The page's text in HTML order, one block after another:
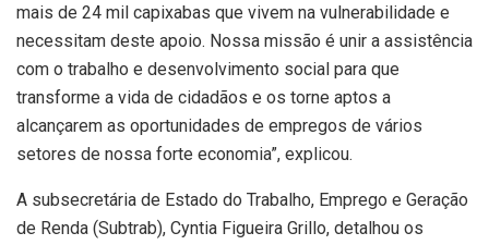
mais de 24 mil capixabas que vivem na vulnerabilidade e
necessitam deste apoio. Nossa missão é unir a assistência
com o trabalho e desenvolvimento social para que
transforme a vida de cidadãos e os torne aptos a
alcançarem as oportunidades de empregos de vários
setores de nossa forte economia”, explicou.
A subsecretária de Estado do Trabalho, Emprego e Geração
de Renda (Subtrab), Cyntia Figueira Grillo, detalhou os